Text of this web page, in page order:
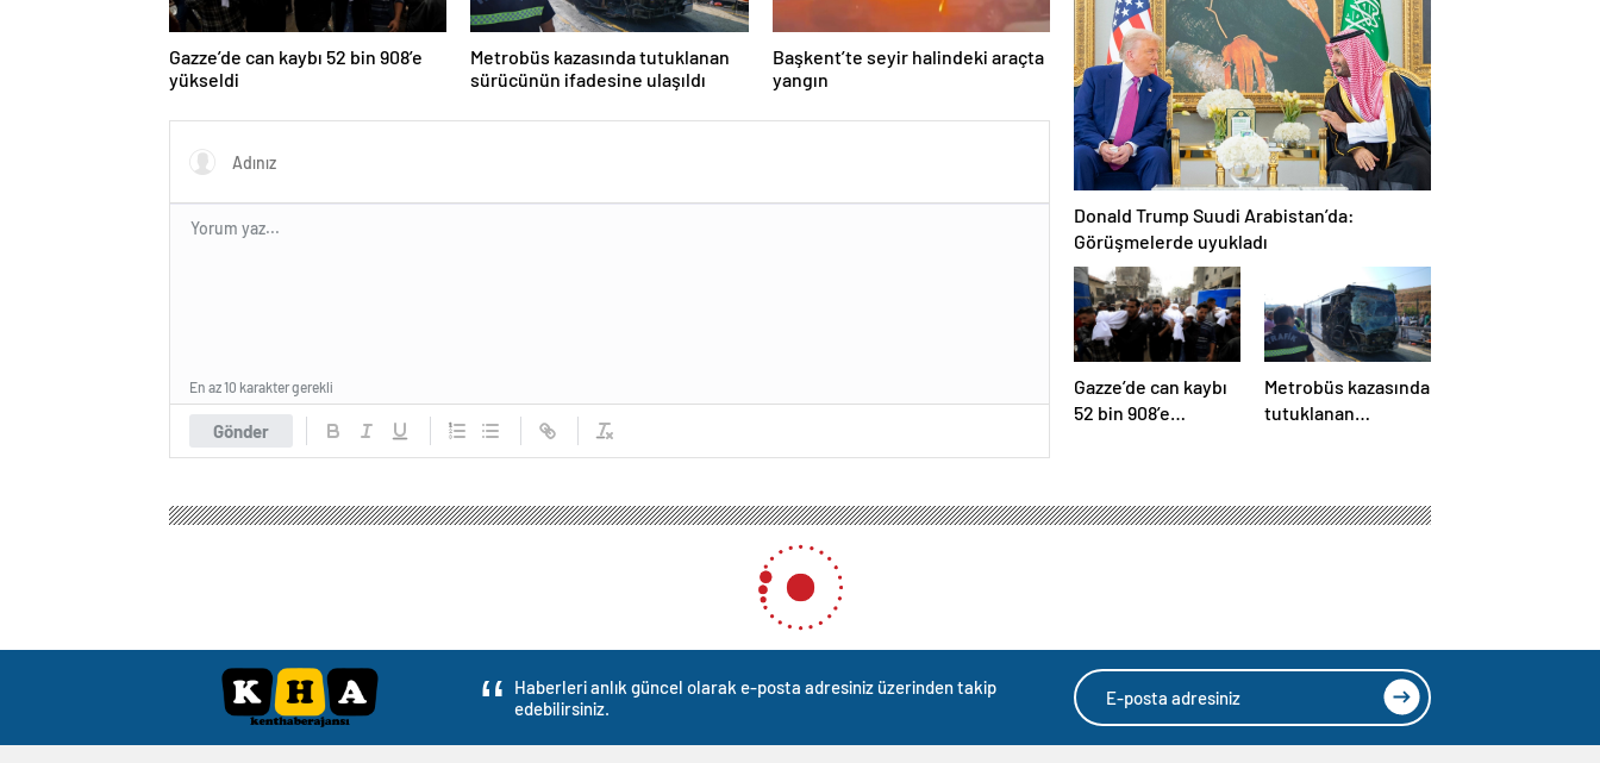
Gazze’de can kaybı 52 bin 908’e
yükseldi
Metrobüs kazasında tutuklanan
sürücünün ifadesine ulaşıldı
Başkent’te seyir halindeki araçta
yangın
Gönder
En az 10 karakter gerekli
edilmiş’ olarak
yaşıyor
problemi çözüldü
Donald Trump Suudi Arabistan’da:
Görüşmelerde uyukladı
Gazze’de can kaybı
52 bin 908’e
Metrobüs kazasında
tutuklanan
Türkiye ve Somali Arasında Savunma ve Ekonomik İşbirliği Anlaşması İmzalandı
Türkiye ve Somali Arasında Savunma ve Ekonomik İşbirliği
Anlaşması İmzalandı
BEĞENDİM ABONE OL News